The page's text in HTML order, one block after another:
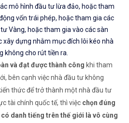
mô hình đầu tư lừa đảo, hoặc tham
vốn trái phép, hoặc tham gia các
Vàng, hoặc tham gia vào các sàn
xây dựng nhằm mục đích lôi kéo nhà
không cho rút tiền ra.
và đạt được thành công khi tham
bên cạnh việc nhà đầu tư không
thức để trở thành một nhà đầu tư
tài chính quốc tế, thì việc chọn đúng
danh tiếng trên thế giới là vô cùng